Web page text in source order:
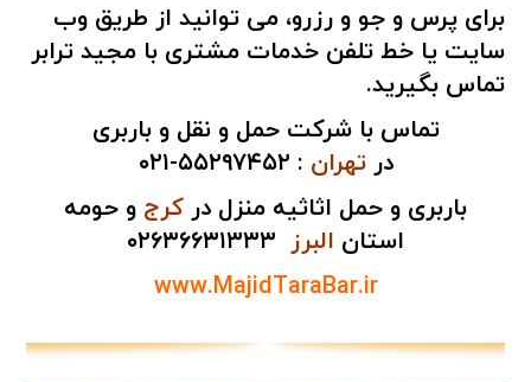
برای پرس و جو و رزرو، می توانید از طریقوب
سایت یاخط تلفن خدمات مشتری با مجید ترابر
تماس بگیرید.
تماس با شرکت حمل و نقل و باربری
درتهران :
باربری و حمل اثاثیه منزل در کرج و حومه
استان البرز ۰۲۶۳۶۶۳۱۳۳۳
www.MajidTaraBar.ir